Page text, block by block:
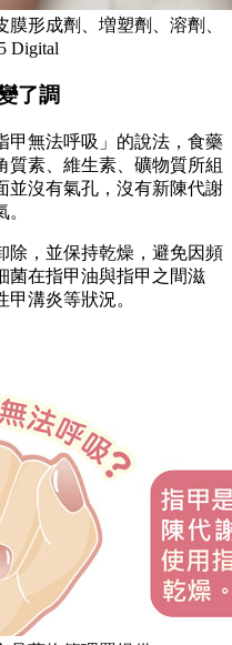
形成劑、増塑劑、溶劑、
Digital
了調
甲無法呼吸」的說法，食藥
質素、維生素、礦物質所組
並沒有氣孔，沒有新陳代謝
除，並保持乾燥，避免因頻
菌在指甲油與指甲之間滋
溝炎等狀況。